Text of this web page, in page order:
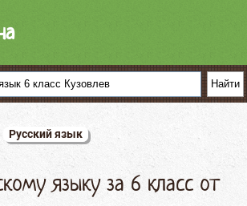
Русский язык
языку за 6 класс от